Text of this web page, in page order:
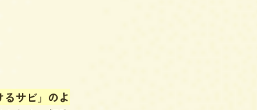
サビ」のよ